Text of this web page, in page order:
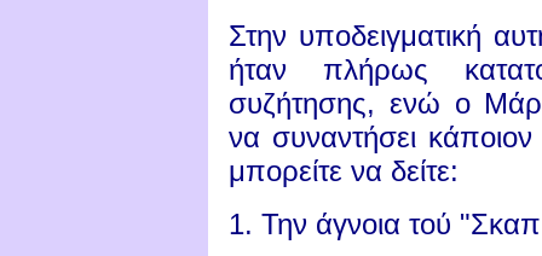
Στην υποδειγματική
ήταν πλήρως
συζήτησης, ενώ ο
να συναντήσει
μπορείτε να δείτε:
1. Την άγνοια τού